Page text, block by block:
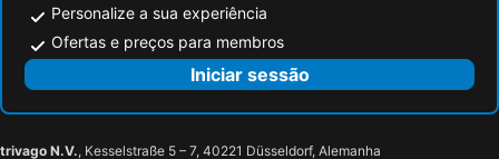
Personalize a sua experiência
Ofertas e preços para membros
Iniciar sessão
trivago N.V., Kesselstraße 5 – 7, 40221 Düsseldorf, Alemanha